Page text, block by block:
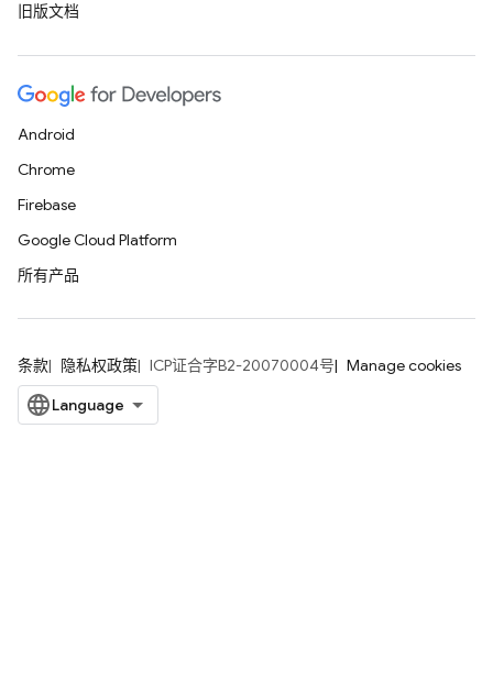
旧版文档
Android
Chrome
Firebase
Google Cloud Platform
所有产品
条款 隐私权政策 ICP证合字B2-20070004号 Manage cookies